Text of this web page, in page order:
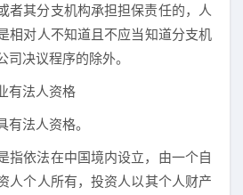
者其分支机构承担担保责任的，人
相对人不知道且不应当知道分支机
决议程序的除外。
有法人资格
法人资格。
指依法在中国境内设立，由一个自
人个人所有，投资人以其个人财产